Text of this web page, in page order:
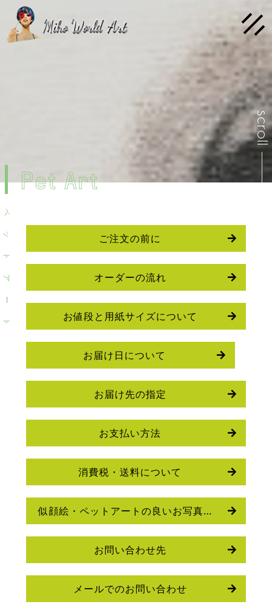
scroll
Pet Art
ペ
ッ
ト
ア
ー
ト
ご注文の前に
オーダーの流れ
お値段と用紙サイズについて
お届け日について
お届け先の指定
お支払い方法
消費税・送料について
似顔絵・ペットアートの良いお写真の選び方
お問い合わせ先
メールでのお問い合わせ